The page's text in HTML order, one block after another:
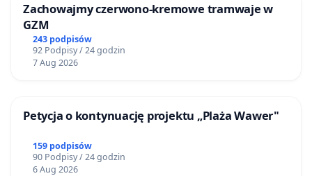
Zachowajmy czerwono-kremowe tramwaje w
GZM
243 podpisów
92 Podpisy / 24 godzin
7 Aug 2026
Petycja o kontynuację projektu „Plaża Wawer"
159 podpisów
90 Podpisy / 24 godzin
6 Aug 2026